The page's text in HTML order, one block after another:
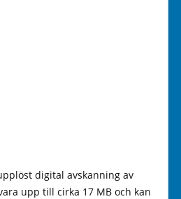
digital avskanning av
upp till cirka 17 MB och kan